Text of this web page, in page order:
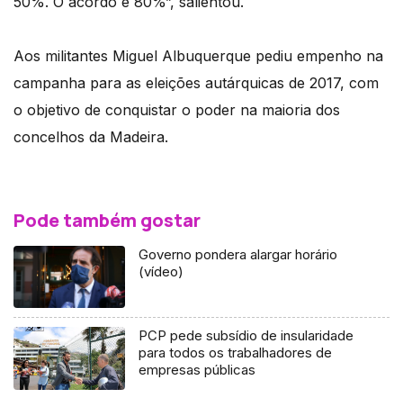
Aos militantes Miguel Albuquerque pediu empenho na
campanha para as eleições autárquicas de 2017, com
o objetivo de conquistar o poder na maioria dos
concelhos da Madeira.
Pode também gostar
Governo pondera alargar horário
(vídeo)
PCP pede subsídio de insularidade
para todos os trabalhadores de
empresas públicas